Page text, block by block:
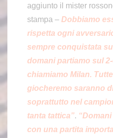
aggiunto il mister
stampa – Dobbiamo
rispetta ogni
sempre conquistata
domani partiamo sul
chiamiamo Milan.
giocheremo saranno
soprattutto nel
tanta tattica”.
con una partita